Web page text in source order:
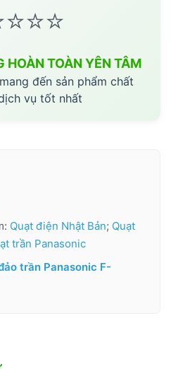
HOÀN TOÀN YÊN TÂM
đến sản phẩm chất
vụ tốt nhất
Quạt điện Nhật Bản; Quạt
trần Panasonic
trần Panasonic F-